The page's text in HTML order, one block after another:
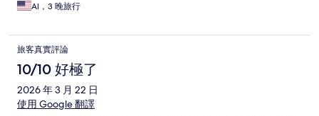
Al，3 晚旅行
旅客真實評論
10/10 好極了
2026 年 3 月 22 日
使用 Google 翻譯